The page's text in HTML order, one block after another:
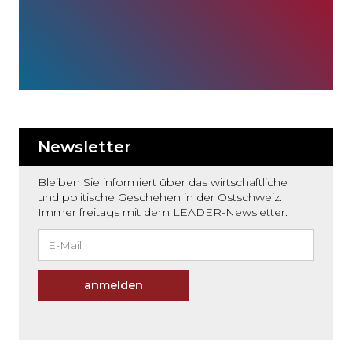
Newsletter
Bleiben Sie informiert über das wirtschaftliche
und politische Geschehen in der Ostschweiz.
Immer freitags mit dem LEADER-Newsletter.
anmelden